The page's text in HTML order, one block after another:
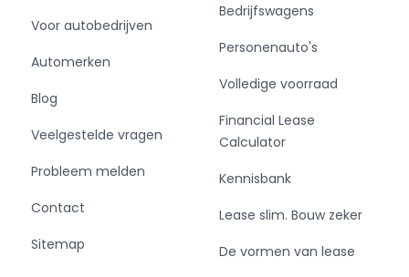
Voor autobedrijven
Automerken
Blog
Veelgestelde vragen
Probleem melden
Contact
Sitemap
Bedrijfswagens
Personenauto's
Volledige voorraad
Financial Lease
Calculator
Kennisbank
Lease slim. Bouw zeker
De vormen van lease